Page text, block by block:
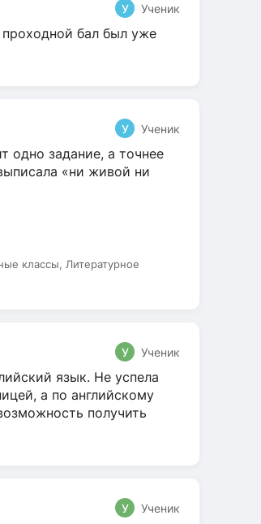
У Ученик
проходной бал был уже
У Ученик
одно задание, а точнее
«ни живой ни
классы, Литературное
У Ученик
язык. Не успела
а по английскому
получить
У Ученик